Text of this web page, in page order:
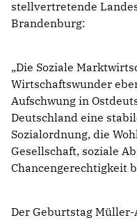
stellvertretende
Brandenburg:
Die Soziale
Wirtschaftswunder
Aufschwung in
Deutschland eine
Sozialordnung, die
Gesellschaft, soziale
Chancengerechtigkeit
Der Geburtstag